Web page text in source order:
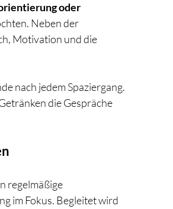
oder
Neben der
Motivation und die
nach jedem Spaziergang.
die Gespräche
regelmäßige
im Fokus. Begleitet wird